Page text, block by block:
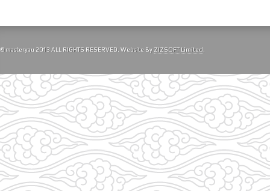
© masteryau 2013 ALL RIGHTS RESERVED. Website By ZIZSOFT Limited